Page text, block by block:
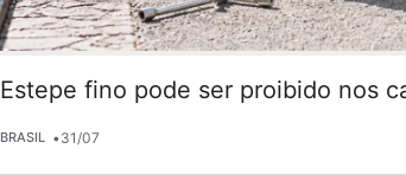
Estepe fino pode ser proibido nos
BRASIL •31/07